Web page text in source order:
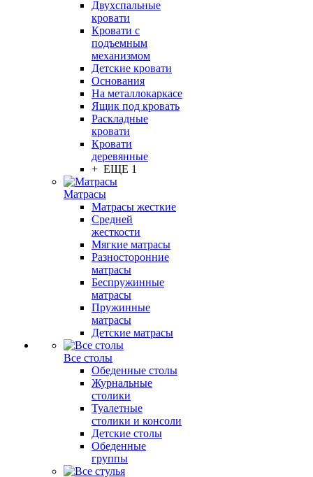
Двухспальные
кровати
Кровати с
подъемным
механизмом
Детские кровати
Основания
На металлокаркасе
Ящик под кровать
Раскладные
кровати
Кровати
деревянные
+ ЕЩЕ 1
Матрасы
Матрасы жесткие
Средней
жесткости
Мягкие матрасы
Разносторонние
матрасы
Беспружинные
матрасы
Пружинные
матрасы
Детские матрасы
Все столы
Обеденные столы
Журнальные
столики
Туалетные
столики и консоли
Детские столы
Обеденные
группы